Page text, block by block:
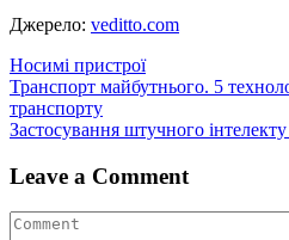
Джерело: veditto.com
Носимі пристрої
Навігація
записів
Транспорт майбутнього. 5
транспорту
Застосування штучного
Leave a Comment